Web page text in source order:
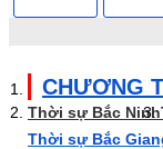
CHƯƠNG
Thời sự Bắc Ninh
Thời sự Bắc